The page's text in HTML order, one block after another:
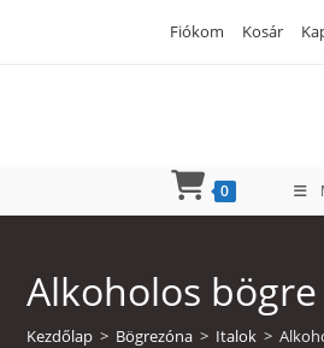
Fiókom Kosár
0
Alkoholos bögre
Kezdőlap > Bögrezóna > Italok >